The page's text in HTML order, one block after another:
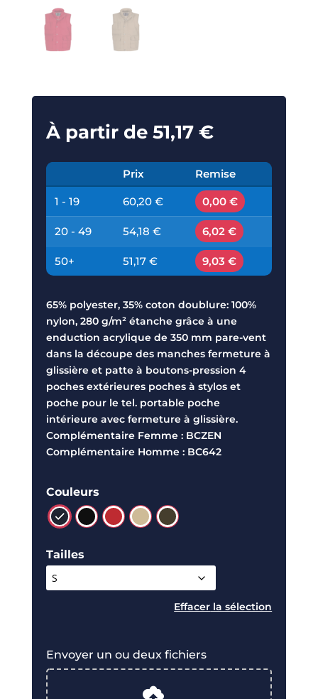
À partir de 51,17 €
Prix Remise
1 - 19 60,20 € 0,00 €
20 - 49 54,18 € 6,02 €
50+ 51,17 € 9,03 €
65% polyester, 35% coton doublure: 100%
nylon, 280 g/m² étanche grâce à une
enduction acrylique de 350 mm pare-vent
dans la découpe des manches fermeture à
glissière et patte à boutons-pression 4
poches extérieures poches à stylos et
poche pour le tel. portable poche
intérieure avec fermeture à glissière.
Complémentaire Femme : BCZEN
Complémentaire Homme : BC642
Couleurs
Tailles
Effacer
Envoyer un ou deux fichiers